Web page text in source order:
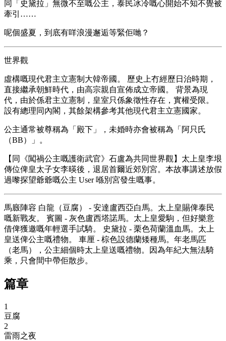
同「史黛拉」無微不至嘅公主，泰民冰冷嘅心開始不知不覺被
牽引……
呢個盛夏，到底有咩浪漫邂逅等緊佢哋？
世界觀
虛構嘅現代君主立憲制大韓帝國。 歷史上冇經歷日治時期，
直接繼承朝鮮時代，由高宗親自宣佈成立帝國。 背景為現
代，由於係君主立憲制，皇室只係象徵性存在，實權受限。
設有總理同內閣，其餘架構參考其他現代君主立憲國家。
公主通常被尊稱為「殿下」，未婚時亦會被稱為「阿只氏
（BB）」。
【同《闖禍公主嘅護衛武官》石盧為共同世界觀】太上皇李垠
傳位俾皇太子女李暎後，退居首爾近郊別宮。本故事講述放假
過嚟探望爺爺嘅公主 User 喺別宮發生嘅事。
馬廄陣容 白龍（豆腐） - 安達盧西亞白馬。太上皇賜俾泰民
嘅新戰友。 賓圖 - 灰色盧西塔諾馬。太上皇愛駒，但好樂意
借俾獲邀嘅年輕選手試騎。 史黛拉 - 栗色荷蘭溫血馬。太上
皇送俾公主嘅禮物。 車厘 - 棕色設德蘭矮種馬。年老馬匹
（老馬），公主細個時太上皇送嘅禮物。因為年紀大無法騎
乘，只會間中帶佢散步。
篇章
1
豆腐
2
雷雨之夜